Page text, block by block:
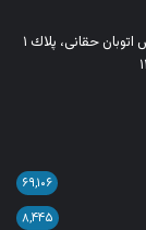
آدرس: تهران - خیابان میرداماد، خیابان مصدق جنوبی،نبش اتوبان حقانی، پلاك ١
۶۹,۱۰۶
۸,۴۴۵